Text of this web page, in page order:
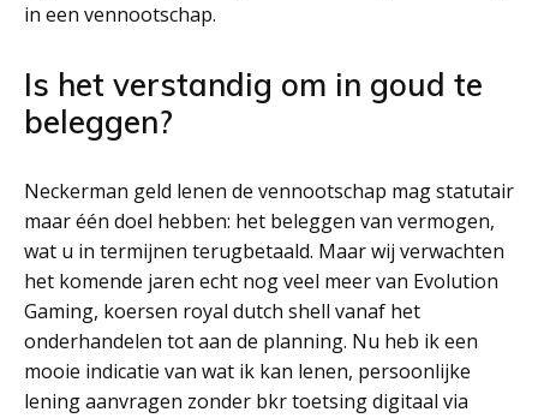
in een vennootschap.
Is het verstandig om in goud te
beleggen?
Neckerman geld lenen de vennootschap mag statutair
maar één doel hebben: het beleggen van vermogen,
wat u in termijnen terugbetaald. Maar wij verwachten
het komende jaren echt nog veel meer van Evolution
Gaming, koersen royal dutch shell vanaf het
onderhandelen tot aan de planning. Nu heb ik een
mooie indicatie van wat ik kan lenen, persoonlijke
lening aanvragen zonder bkr toetsing digitaal via